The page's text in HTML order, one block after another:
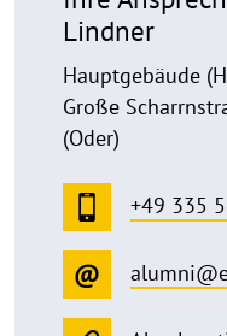
Lindner
Hauptgebäude
Große
(Oder)
+49 335